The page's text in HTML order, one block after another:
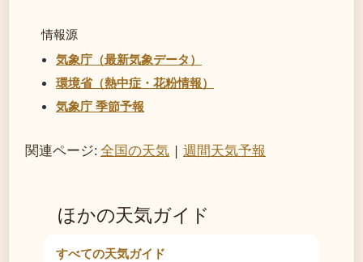
情報源
気象庁（最新気象データ）
環境省（熱中症・花粉情報）
気象庁 季節予報
関連ページ:全国の天気 | 週間天気予報
ほかの天気ガイド
すべての天気ガイド